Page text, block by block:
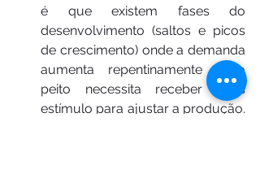
é que existem fases do
desenvolvimento (saltos e picos
de crescimento) onde a demanda
aumenta repentinamente e o
peito necessita receber mais
estímulo para ajustar a produção.